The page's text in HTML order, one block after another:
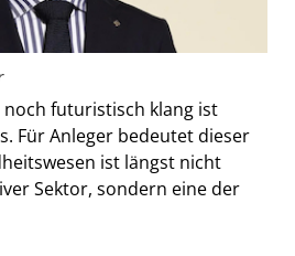
noch futuristisch klang ist
Für Anleger bedeutet dieser
ist längst nicht
Sektor, sondern eine der